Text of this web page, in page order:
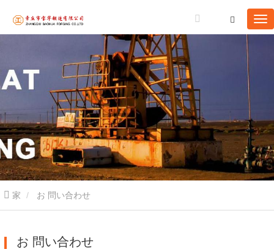
家 お 問い合わせ
お 問い合わせ